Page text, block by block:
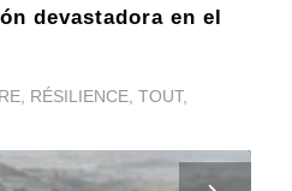
devastadora en el
, RÉSILIENCE, TOUT,